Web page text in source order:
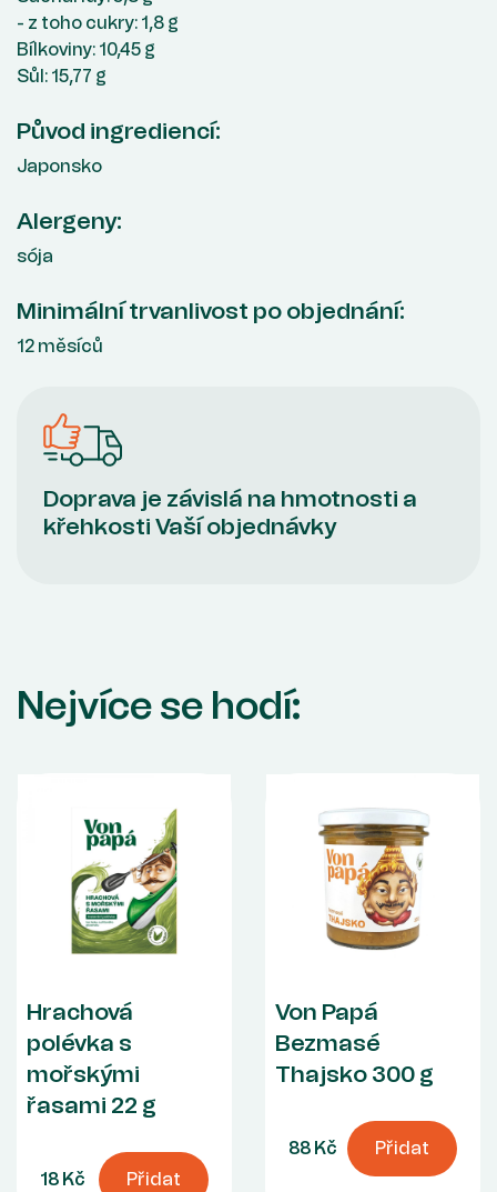
- z toho cukry: 1,8 g
Bílkoviny: 10,45 g
Sůl: 15,77 g
Původ ingrediencí:
Japonsko
Alergeny:
sója
Minimální trvanlivost po objednání:
12 měsíců
Doprava je závislá na hmotnosti a
křehkosti Vaší objednávky
Nejvíce se hodí:
Hrachová
polévka s
mořskými
řasami 22 g
18 Kč Přidat
Von Papá
Bezmasé
Thajsko 300 g
88 Kč Přidat